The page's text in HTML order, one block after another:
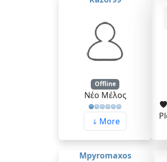
Offline
Νέο Μέλος
More
Mpyromaxos